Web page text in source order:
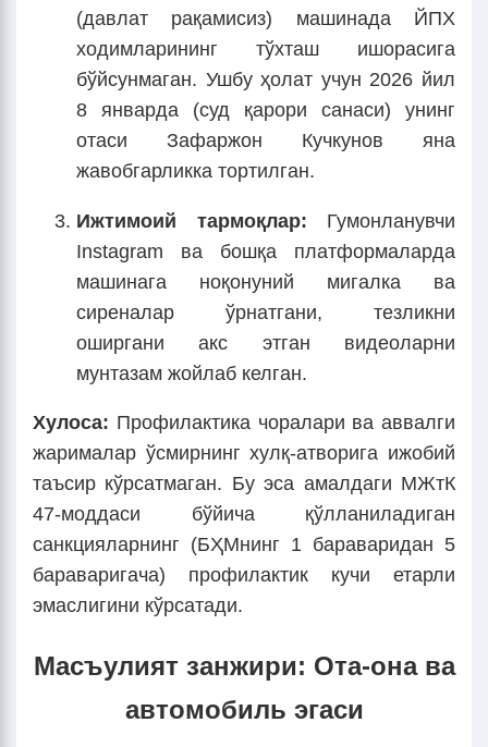
(давлат рақамисиз) машинада ЙПХ
ходимларининг тўхташ ишорасига
бўйсунмаган. Ушбу ҳолат учун 2026 йил
8 январда (суд қарори санаси) унинг
отаси Зафаржон Кучкунов яна
жавобгарликка тортилган.
Ижтимоий тармоқлар: Гумонланувчи
Instagram ва бошқа платформаларда
машинага ноқонуний мигалка ва
сиреналар ўрнатгани, тезликни
оширгани акс этган видеоларни
мунтазам жойлаб келган.
Хулоса: Профилактика чоралари ва аввалги
жарималар ўсмирнинг хулқ-атворига ижобий
таъсир кўрсатмаган. Бу эса амалдаги МЖтК
47-моддаси бўйича қўлланиладиган
санкцияларнинг (БҲМнинг 1 бараваридан 5
бараваригача) профилактик кучи етарли
эмаслигини кўрсатади.
Масъулият занжири: Ота-она ва
автомобиль эгаси